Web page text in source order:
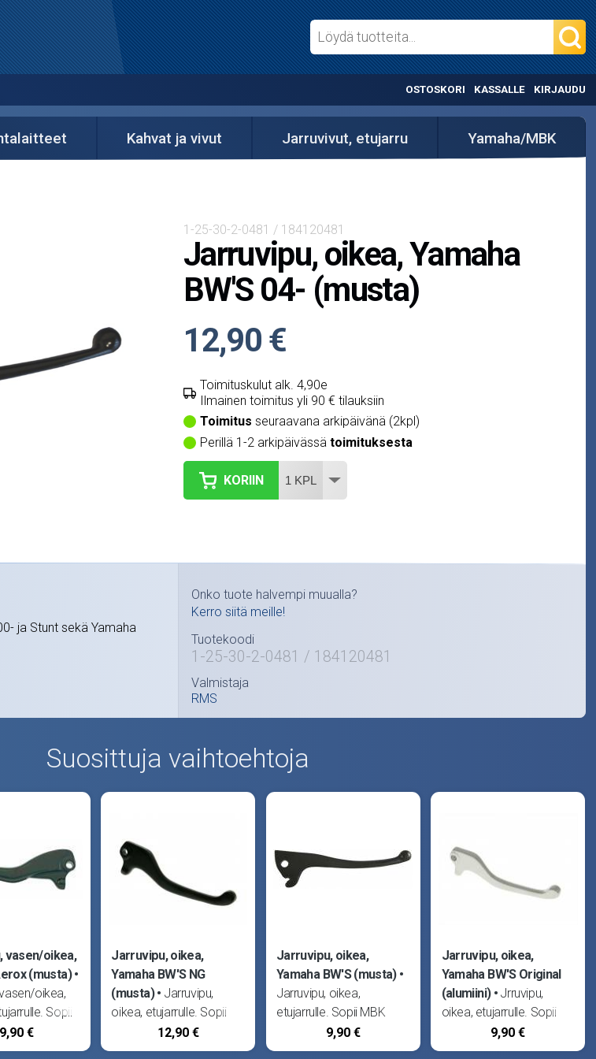
OSTOSKORI KASSALLE KIRJAUDU
Kahvat ja vivut Jarruvivut, etujarru Yamaha/MBK
1-25-30-2-0481 / 184120481
Jarruvipu, oikea, Yamaha
BW'S 04- (musta)
12,90 €
Toimituskulut alk. 4,90e
Ilmainen toimitus yli 90 € tilauksiin
Toimitus seuraavana arkipäivänä (2kpl)
Perillä 1-2 arkipäivässä toimituksesta
KORIIN
ja Stunt sekä Yamaha
Onko tuote halvempi muualla?
Kerro siitä meille!
Tuotekoodi
1-25-30-2-0481 / 184120481
Valmistaja
RMS
Suosittuja vaihtoehtoja
vasen/oikea,
(musta)
oikea,
Sopii
Yamaha
€
Jarruvipu, oikea,
Yamaha BW'S NG
(musta)
Jarruvipu,
oikea, etujarrulle. Sopii
MBK Booster Track,
Booster NG -99 sekä
12,90 €
Jarruvipu, oikea,
Yamaha BW'S (musta)
Jarruvipu, oikea,
etujarrulle. Sopii MBK
Booster R levyjarrulla
sekä Yamama BW'S
9,90 €
Jarruvipu, oikea,
Yamaha BW'S Original
(alumiini)
Jrruvipu,
oikea, etujarrulle. Sopii
MBK Booster Track,
Booster NG -99 sekä
9,90 €